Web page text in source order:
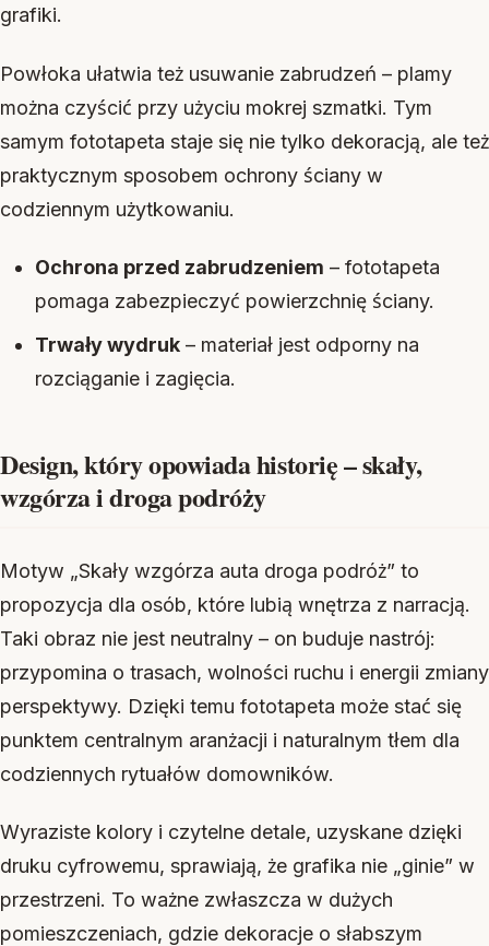
grafiki.
Powłoka ułatwia też usuwanie zabrudzeń – plamy
można czyścić przy użyciu mokrej szmatki. Tym
samym fototapeta staje się nie tylko dekoracją, ale też
praktycznym sposobem ochrony ściany w
codziennym użytkowaniu.
Ochrona przed zabrudzeniem – fototapeta
pomaga zabezpieczyć powierzchnię ściany.
Trwały wydruk– materiał jest odporny na
rozciąganie i zagięcia.
Design, który opowiada historię – skały,
wzgórza i droga podróży
Motyw „Skały wzgórza auta droga podróż” to
propozycja dla osób, które lubią wnętrza z narracją.
Taki obraz nie jest neutralny – on buduje nastrój:
przypomina o trasach, wolności ruchu i energii zmiany
perspektywy. Dzięki temu fototapeta może stać się
punktem centralnym aranżacji i naturalnym tłem dla
codziennych rytuałów domowników.
Wyraziste kolory i czytelne detale, uzyskane dzięki
druku cyfrowemu, sprawiają, że grafika nie „ginie” w
przestrzeni. To ważne zwłaszcza w dużych
pomieszczeniach, gdzie dekoracje o słabszym